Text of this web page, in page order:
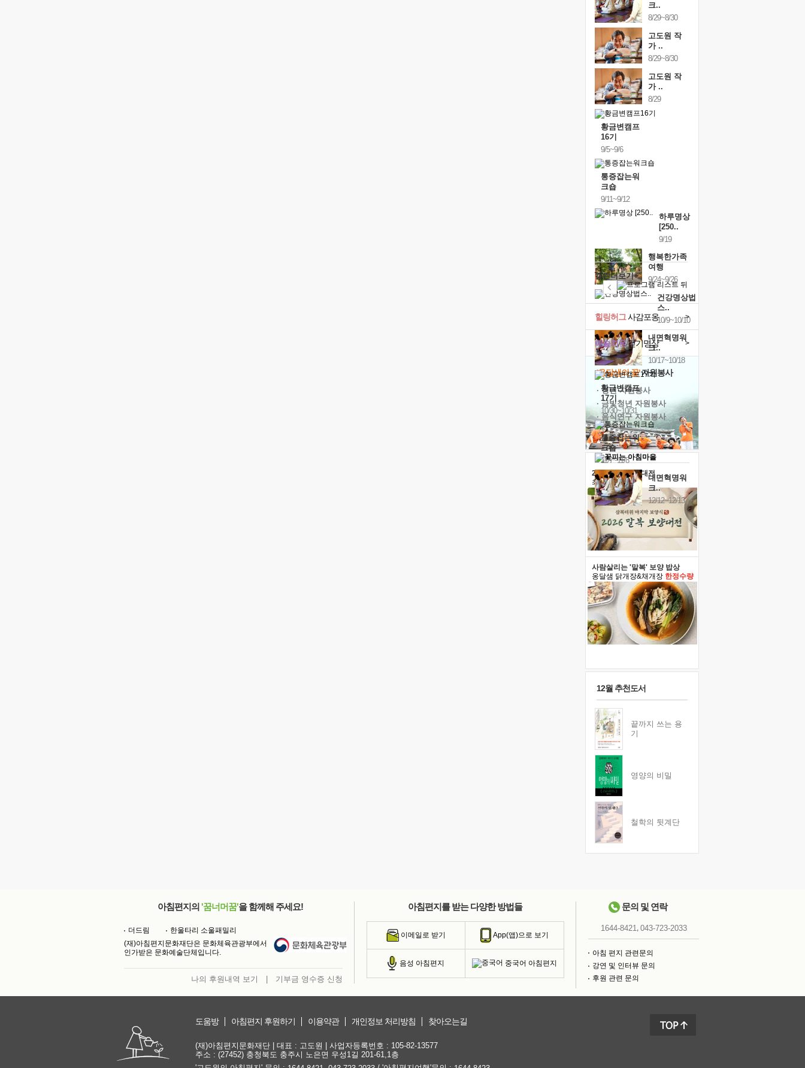
크..
8/29~8/30
고도원 작
가 ..
8/29~8/30
고도원 작
가 ..
8/29
황금변캠프
16기
9/5~9/6
통증잡는워
크숍
9/11~9/12
하루명상
[250..
9/19
행복한가족
여행
9/24~9/26
건강명상법
스..
10/9~10/10
내면혁명워
크..
10/17~10/18
황금변캠프
17기
10/30~10/31
통증잡는워
크숍
11/7~11/8
내면혁명워
크..
12/12~12/13
캘린더보기+
예술치유걷기명상 >
힐링허그사감포옹 >
'옹달샘의 꽃'자원봉사
· 청년 자원봉사
· 금빛청년 자원봉사
· 음식연구 자원봉사
2026 말복 보양대전
최대74%할인
사람살리는 '말복' 보양 밥상
옹달샘 닭개장&채개장 한정수량
12월 추천도서
끝까지 쓰는 용
기
영양의 비밀
철학의 뒷계단
아침편지의 '꿈너머꿈'을 함께해 주세요!
더드림
한울타리 소울패밀리
(재)아침편지문화재단은 문화체육관광부에서
인가받은 문화예술단체입니다.
나의 후원내역 보기 기부금 영수증 신청
아침편지를 받는 다양한 방법들
이메일로 받기 App(앱)으로 보기
음성 아침편지 중국어 아침편지
문의 및 연락
1644-8421, 043-723-2033
아침 편지 관련문의
강연 및 인터뷰 문의
후원 관련 문의
도움방 아침편지 후원하기 이용약관 개인정보 처리방침 찾아오는길
(재)아침편지문화재단 | 대표 : 고도원 | 사업자등록번호 : 105-82-13577
주소 : (27452) 충청북도 충주시 노은면 우성1길 201-61,1층